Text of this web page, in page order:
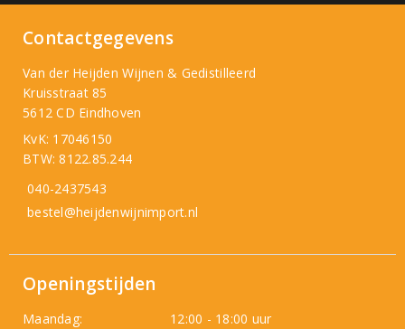
Contactgegevens
Van der Heijden Wijnen & Gedistilleerd
Kruisstraat 85
5612 CD Eindhoven
KvK: 17046150
BTW: 8122.85.244
040-2437543
bestel@heijdenwijnimport.nl
Openingstijden
Maandag:
12:00 - 18:00 uur